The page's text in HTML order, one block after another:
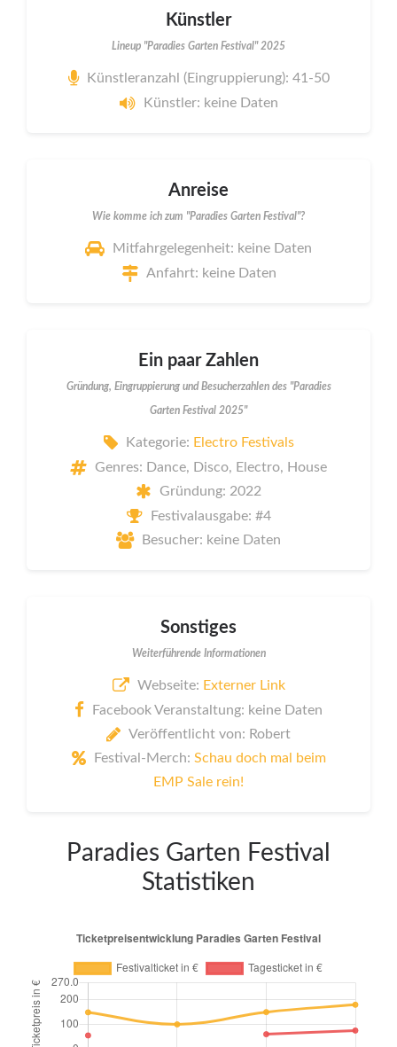
Künstler
Lineup "Paradies Garten Festival" 2025
Künstleranzahl (Eingruppierung): 41-50
Künstler: keine Daten
Anreise
Wie komme ich zum "Paradies Garten Festival"?
Mitfahrgelegenheit: keine Daten
Anfahrt: keine Daten
Ein paar Zahlen
Gründung, Eingruppierung und Besucherzahlen des "Paradies
Garten Festival 2025"
Kategorie: Electro Festivals
Genres: Dance, Disco, Electro, House
Gründung: 2022
Festivalausgabe: #4
Besucher: keine Daten
Sonstiges
Weiterführende Informationen
Webseite: Externer Link
Facebook Veranstaltung: keine Daten
Veröffentlicht von: Robert
Festival-Merch: Schau doch mal beim
EMP Sale rein!
Paradies Garten Festival
Statistiken